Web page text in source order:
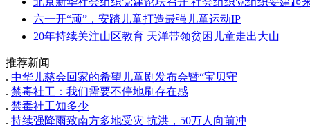
六一开“顽”，安踏儿童打造最强儿童运动IP
20年持续关注山区教育 天洋带领贫困儿童走出大山
推荐新闻
. 中华儿慈会回家的希望儿童剧发布会暨“宝贝守
. 禁毒社工：我们需要不停地刷存在感
. 禁毒社工知多少
. 持续强降雨致南方多地受灾 抗洪，50万人向前冲